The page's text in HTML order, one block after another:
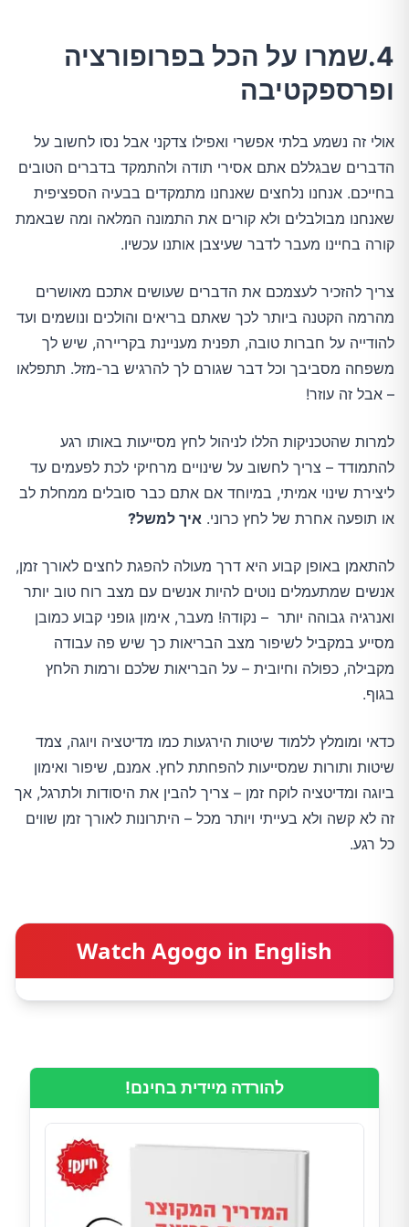
4.שמרו על הכל בפרופורציה
ופרספקטיבה
אולי זה נשמע בלתי אפשרי ואפילו צדקני אבל נסו לחשוב על
הדברים שבגללם אתם אסירי תודה ולהתמקד בדברים הטובים
בחייכם. אנחנו נלחצים שאנחנו מתמקדים בבעיה הספציפית
שאנחנו מבולבלים ולא קורים את התמונה המלאה ומה שבאמת
קורה בחיינו מעבר לדבר שעיצבן אותנו עכשיו.
צריך להזכיר לעצמכם את הדברים שעושים אתכם מאושרים
מהרמה הקטנה ביותר לכך שאתם בריאים והולכים ונושמים ועד
להודייה על חברות טובה, תפנית מעניינת בקריירה, שיש לך
משפחה מסביבך וכל דבר שגורם לך להרגיש בר-מזל. תתפלאו
– אבל זה עוזר!
למרות שהטכניקות הללו לניהול לחץ מסייעות באותו רגע
להתמודד – צריך לחשוב על שינויים מרחיקי לכת לפעמים עד
ליצירת שינוי אמיתי, במיוחד אם אתם כבר סובלים ממחלת לב
או תופעה אחרת של לחץ כרוני. איך למשל?
להתאמן באופן קבוע היא דרך מעולה להפגת לחצים לאורך זמן,
אנשים שמתעמלים נוטים להיות אנשים עם מצב רוח טוב יותר
ואנרגיה גבוהה יותר – נקודה! מעבר, אימון גופני קבוע כמובן
מסייע במקביל לשיפור מצב הבריאות כך שיש פה עבודה
מקבילה, כפולה וחיובית – על הבריאות שלכם ורמות הלחץ
בגוף.
כדאי ומומלץ ללמוד שיטות הירגעות כמו מדיטציה ויוגה, צמד
שיטות ותורות שמסייעות להפחתת לחץ. אמנם, שיפור ואימון
ביוגה ומדיטציה לוקח זמן – צריך להבין את היסודות ולתרגל, אך
זה לא קשה ולא בעייתי ויותר מכל – היתרונות לאורך זמן שווים
כל רגע.
Watch Agogo in English
להורדה מיידית בחינם!